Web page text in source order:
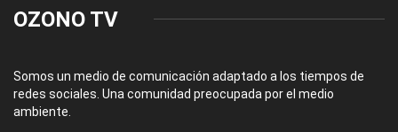
OZONO TV
Somos un medio de comunicación adaptado a los tiempos de
redes sociales. Una comunidad preocupada por el medio
ambiente.